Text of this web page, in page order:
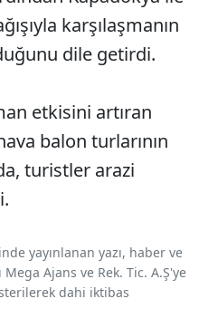
karşılaşmanın
dile getirdi.
etkisini artıran
balon turlarının
turistler arazi
yayınlanan yazı, haber ve
Ajans ve Rek. Tic. A.Ş'ye
dahi iktibas